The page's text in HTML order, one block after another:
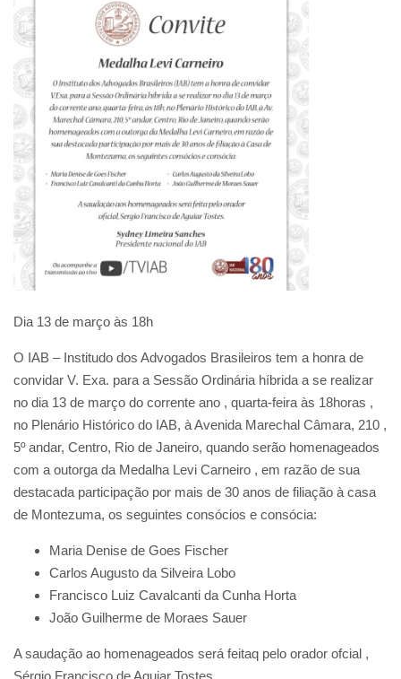
Dia 13 de março às 18h
O IAB – Institudo dos Advogados Brasileiros tem a honra de
convidar V. Exa. para a Sessão Ordinária híbrida a se realizar
no dia 13 de março do corrente ano , quarta-feira às 18horas ,
no Plenário Histórico do IAB, à Avenida Marechal Câmara, 210 ,
5º andar, Centro, Rio de Janeiro, quando serão homenageados
com a outorga da Medalha Levi Carneiro , em razão de sua
destacada participação por mais de 30 anos de filiação à casa
de Montezuma, os seguintes consócios e consócia:
Maria Denise de Goes Fischer
Carlos Augusto da Silveira Lobo
Francisco Luiz Cavalcanti da Cunha Horta
João Guilherme de Moraes Sauer
A saudação ao homenageados será feitaq pelo orador ofcial ,
Sérgio Francisco de Aguiar Tostes.